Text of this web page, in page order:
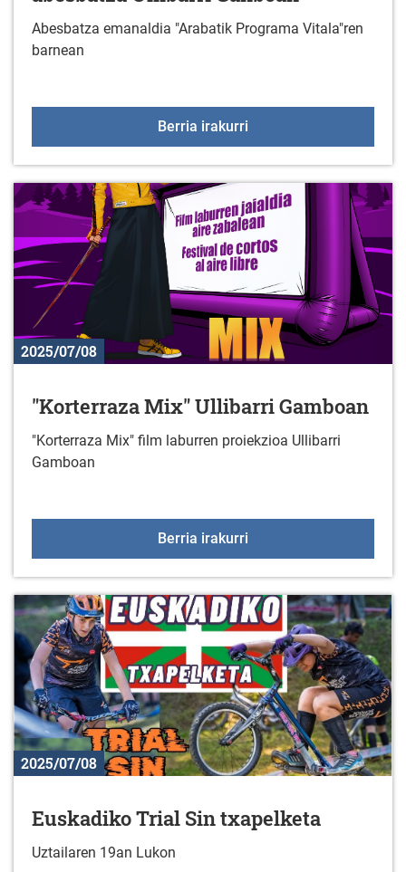
Abesbatza emanaldia "Arabatik Programa Vitala"ren
barnean
Berria irakurri
2025/07/08
"Korterraza Mix" Ullibarri Gamboan
"Korterraza Mix" film laburren proiekzioa Ullibarri
Gamboan
Berria irakurri
2025/07/08
Euskadiko Trial Sin txapelketa
Uztailaren 19an Lukon